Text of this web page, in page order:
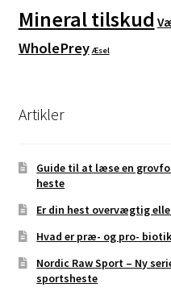
Mineral tilskud
WholePrey Æsel
Artikler
Guide til at læse en
heste
Er din hest overvægtig
Hvad er præ- og pro-
Nordic Raw Sport – Ny
sportsheste